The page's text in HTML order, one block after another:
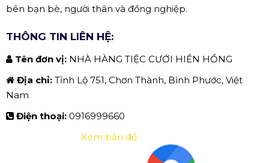
bên bạn bè, người thân và đồng nghiệp.
THÔNG TIN LIÊN HỆ:
Tên đơn vị: NHÀ HÀNG TIỆC CƯỚI HIỀN HỒNG
Địa chỉ: Tỉnh Lộ 751, Chơn Thành, Bình Phước, Việt
Nam
Điện thoại: 0916999660
Xem bản đồ